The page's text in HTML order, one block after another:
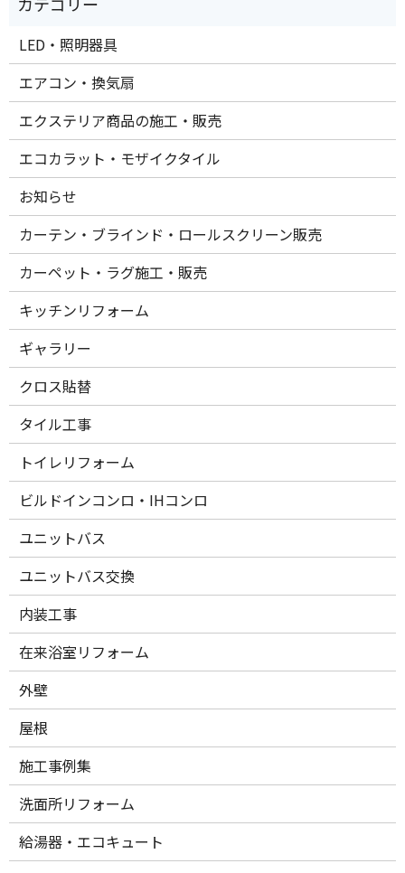
LED・照明器具
エアコン・換気扇
エクステリア商品の施工・販売
エコカラット・モザイクタイル
お知らせ
カーテン・ブラインド・ロールスクリーン販売
カーペット・ラグ施工・販売
キッチンリフォーム
ギャラリー
クロス貼替
タイル工事
トイレリフォーム
ビルドインコンロ・IHコンロ
ユニットバス
ユニットバス交換
内装工事
在来浴室リフォーム
外壁
屋根
施工事例集
洗面所リフォーム
給湯器・エコキュート